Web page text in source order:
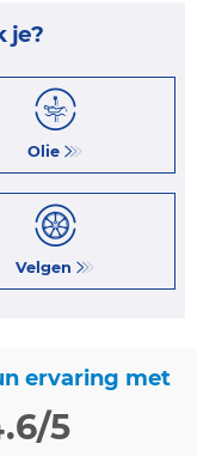
je?
Olie
Velgen
ervaring met
5